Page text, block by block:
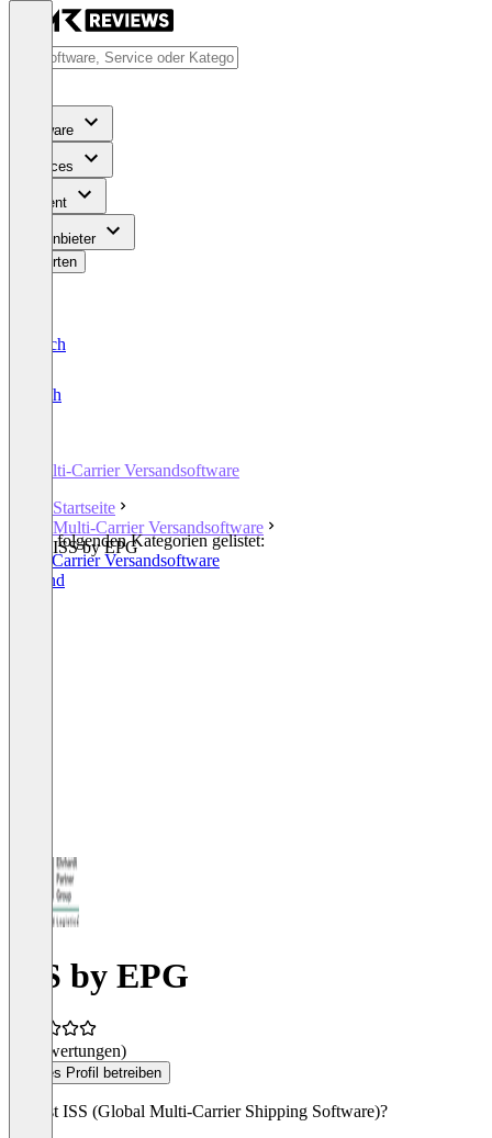
Software
Services
Content
Für Anbieter
Bewerten
Deutsch
English
Multi-Carrier Versandsoftware
Startseite
Multi-Carrier Versandsoftware
ISS by EPG
In den folgenden Kategorien gelistet:
Multi-Carrier Versandsoftware
Versand
ISS by EPG
(0 Bewertungen)
Dieses Profil betreiben
Was ist ISS (Global Multi-Carrier Shipping Software)?